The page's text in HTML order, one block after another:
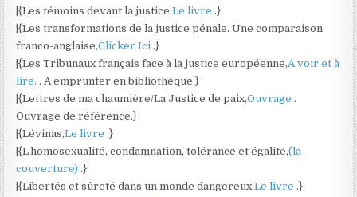
|{Les témoins devant la justice,Le livre.}
|{Les transformations de la justice pénale. Une comparaison
franco-anglaise,Clicker Ici.}
|{Les Tribunaux français face à la justice européenne,A voir et à
lire.. A emprunter en bibliothèque.}
|{Lettres de ma chaumière/La Justice de paix,Ouvrage.
Ouvrage de référence.}
|{Lévinas,Le livre.}
|{L’homosexualité, condamnation, tolérance et égalité,(la
couverture).}
|{Libertés et sûreté dans un monde dangereux,Le livre.}